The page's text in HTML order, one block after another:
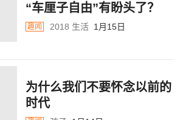
“车厘子自由”有盼头了？
趣闻 2018 生活 1月15日
为什么我们不要怀念以前的
时代